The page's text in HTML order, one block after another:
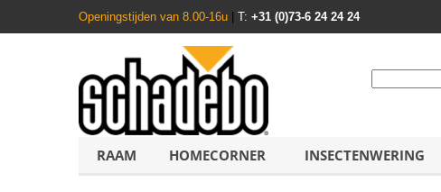
Openingstijden van 8.00-16u T: +31 (0)73-6 24 24 24
RAAM HOMECORNER INSECTENWERING